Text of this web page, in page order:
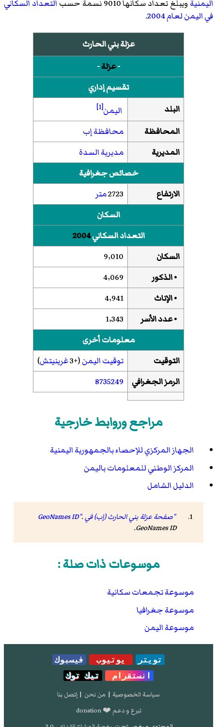
اليمنية ويبلغ تعداد سكانها 9010 نسمة حسب
التعداد السكاني
في اليمن لعام 2004
.
عزلة بني الحارث
-عزلة-
تقسيم إداري
البلد
اليمن[1]
المحافظة
محافظة إب
المديرية
مديرية السدة
خصائص جغرافية
الارتفاع
2723متر
السكان
التعداد السكاني2004
السكان
9٬010
• الذكور
4٬069
• الإناث
4٬941
• عدد الأسر
1٬343
معلومات أخرى
التوقيت
توقيت اليمن(+3 غرينيتش)
الرمز الجغرافي
8735249
مراجع وروابط خارجية
الجهاز المركزي للإحصاء بالجمهورية اليمنية
المركز الوطني للمعلومات باليمن
الدليل الشامل
"صفحة عزلة بني الحارث (إب) في GeoNames ID".
GeoNames ID
.
موسوعات ذات صلة :
موسوعة تجمعات سكانية
موسوعة جغرافيا
موسوعة اليمن
تويتر يوتيوب
فيسبوك
انستقرام
تيك توك
سياسة الخصوصية | من نحن | إتصل بنا
تبرع و دعم ❤️ donation